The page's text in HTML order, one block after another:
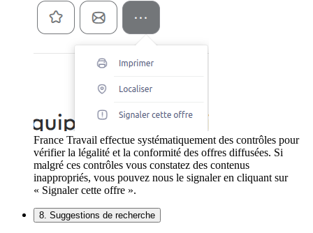
France Travail effectue systématiquement des contrôles pour
vérifier la légalité et la conformité des offres diffusées. Si
malgré ces contrôles vous constatez des contenus
inappropriés, vous pouvez nous le signaler en cliquant sur
« Signaler cette offre ».
8. Suggestions de recherche